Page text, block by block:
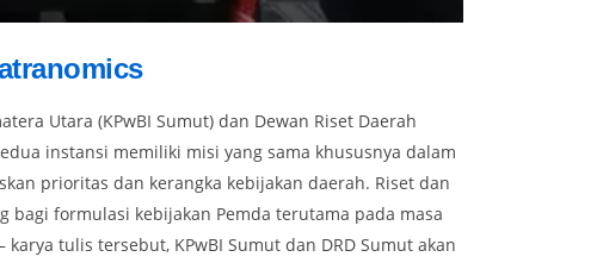
Utara (KPwBI Sumut) dan Dewan Riset Daerah
instansi memiliki misi yang sama khususnya dalam
prioritas dan kerangka kebijakan daerah. Riset dan
formulasi kebijakan Pemda terutama pada masa
tulis tersebut, KPwBI Sumut dan DRD Sumut akan